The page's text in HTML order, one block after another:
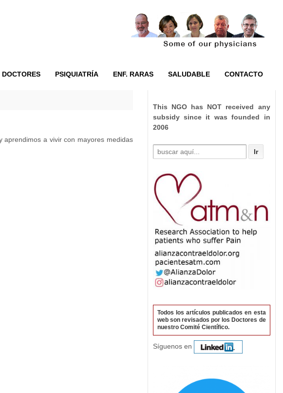
DOCTORES PSIQUIATRÍA ENF. RARAS SALUDABLE CONTACTO
aprendimos a vivir con mayores medidas
This NGO has NOT received any
subsidy since it was founded in
2006
Buscar
por:
Todos los artículos publicados en esta
web son revisados por los Doctores de
nuestro Comité Científico.
Síguenos en